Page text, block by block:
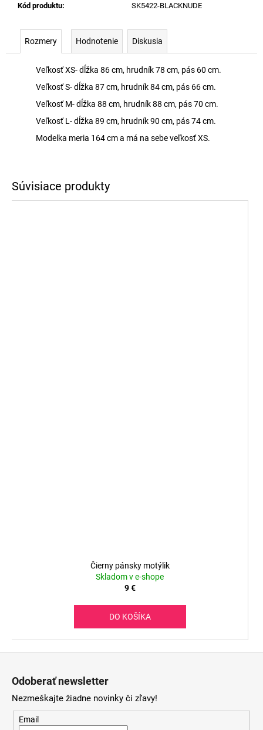
Kód produktu: SK5422-BLACKNUDE
Rozmery Hodnotenie Diskusia
Veľkosť XS- dĺžka 86 cm, hrudník 78 cm, pás 60 cm.
Veľkosť S- dĺžka 87 cm, hrudník 84 cm, pás 66 cm.
Veľkosť M- dĺžka 88 cm, hrudník 88 cm, pás 70 cm.
Veľkosť L- dĺžka 89 cm, hrudník 90 cm, pás 74 cm.
Modelka meria 164 cm a má na sebe veľkosť XS.
Čierny pánsky motýlik
Skladom v e-shope
9 €
DO KOŠÍKA
Odoberať newsletter
Nezmeškajte žiadne novinky či zľavy!
Email